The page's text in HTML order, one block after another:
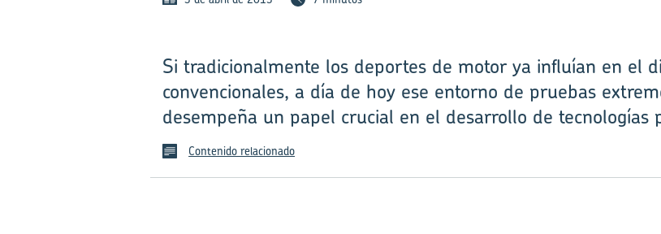
Si tradicionalmente los deportes de motor ya influían en el
convencionales, a día de hoy ese entorno de pruebas
desempeña un papel crucial en el desarrollo de tecnologías
Contenido relacionado